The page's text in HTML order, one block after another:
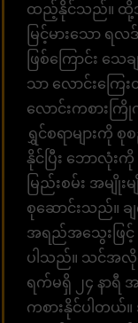
ထည့်နိုင်သည်။ ထို့အ
မြင့်မားသော ရ
ဖြစ်ကြောင်း သေ
သာ လောင်းကြ
လောင်းကစား
ရွှင်စရာများကို
နိုင်ပြီး ဘောလုံးကို
မြည်းစမ်း အမျိုး
စုဆောင်းသည်။ ခ
အရည်အသွေးဖြင့်
ပါသည်။ သင်အလို
ရက်မရှိ ၂၄ နာရီ အ
ကစားနိုင်ပါတယ်